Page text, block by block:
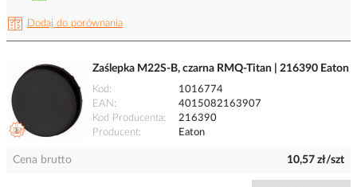
Dodaj do porównania
Zaślepka M22S-B, czarna RMQ-Titan | 216390 Eaton
Kod
1016774
EAN
4015082163907
Kod Producenta
216390
Producent
Eaton
Cena brutto 10,57 zł/szt